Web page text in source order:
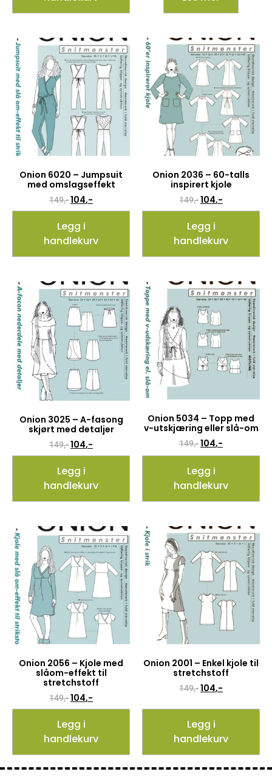
Onion 6020 – Jumpsuit
med omslagseffekt
149,-104,-
Legg i
handlekurv
Onion 2036 – 60-talls
inspirert kjole
149,-104,-
Legg i
handlekurv
Onion 3025 – A-fasong
skjørt med detaljer
149,-104,-
Legg i
handlekurv
Onion 5034 – Topp med
v-utskjæring eller slå-om
149,-104,-
Legg i
handlekurv
Onion 2056 – Kjole med
slåom-effekt til
stretchstoff
149,-104,-
Legg i
handlekurv
Onion 2001 – Enkel kjole til
stretchstoff
149,-104,-
Legg i
handlekurv